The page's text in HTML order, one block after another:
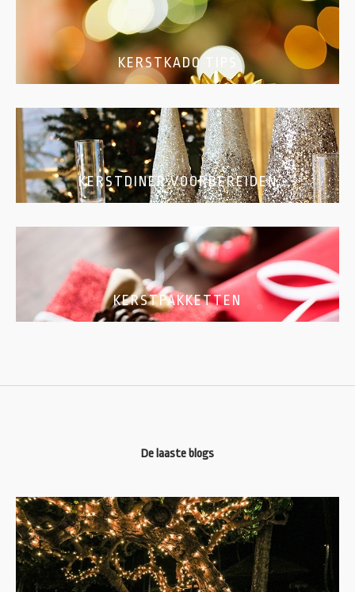
KERSTKADO TIPS
KERSTDINER VOORBEREIDEN
KERSTPAKKETTEN
De laaste blogs